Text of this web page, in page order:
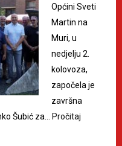
Općini Sveti
Martin na
Muri, u
nedjelju 2.
kolovoza,
započela je
završna
Šubić za…
Pročitaj